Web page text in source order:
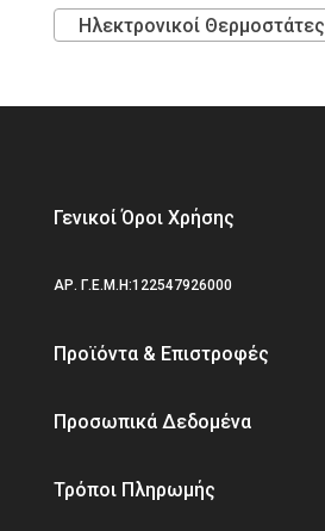
Ηλεκτρονικοί Θερμοστάτες
Γενικοί Όροι Χρήσης
ΑΡ. Γ.Ε.Μ.Η:122547926000
Προϊόντα & Επιστροφές
Προσωπικά Δεδομένα
Τρόποι Πληρωμής